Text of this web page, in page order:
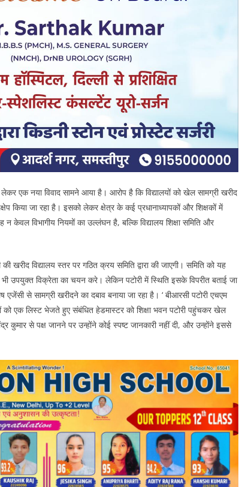
एक नया विवाद सामने आया है। आरोप है कि विद्यालयों को खेल सामग्री खरीद
किया जा रहा है। इसको लेकर क्षेत्र के कई प्रधानाध्यापकों और शिक्षकों में
केवल विभागीय नियमों का उल्लंघन है, बल्कि विद्यालय शिक्षा समिति और
खरीद विद्यालय स्तर पर गठित क्रय समिति द्वारा की जाएगी। समिति को यह
उपयुक्त विक्रेता का चयन करे। लेकिन पटोरी में स्थिति इसके विपरीत बताई जा
एजेंसी से सामग्री खरीदने का दबाव बनाया जा रहा है। ‘ बीआरसी पटोरी एचएम
को एक लिस्ट भेजते हुए संबंधित हेडमास्टर को शिक्षा भवन पटोरी पहुंचकर खेल
कुमार से पक्ष जानने पर उन्होंने कोई स्पष्ट जानकारी नहीं दी, और उन्होंने इससे